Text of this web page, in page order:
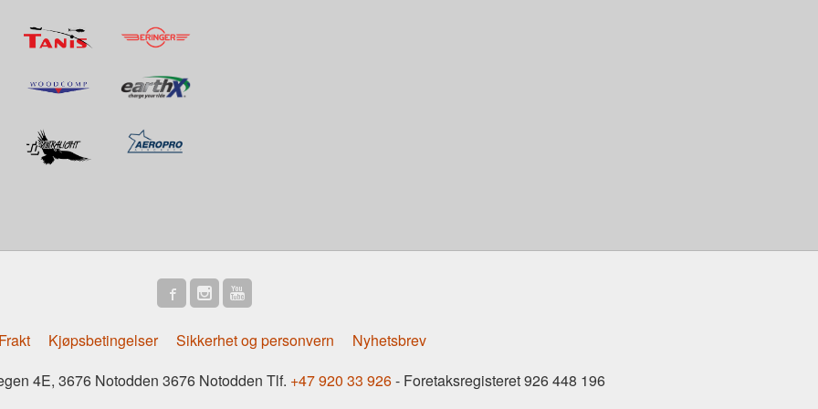
Kjøpsbetingelser Sikkerhet og personvern
Nyhetsbrev
4E, 3676 Notodden 3676 Notodden Tlf. +47 920 33 926- Foretaksregisteret 926 448 196